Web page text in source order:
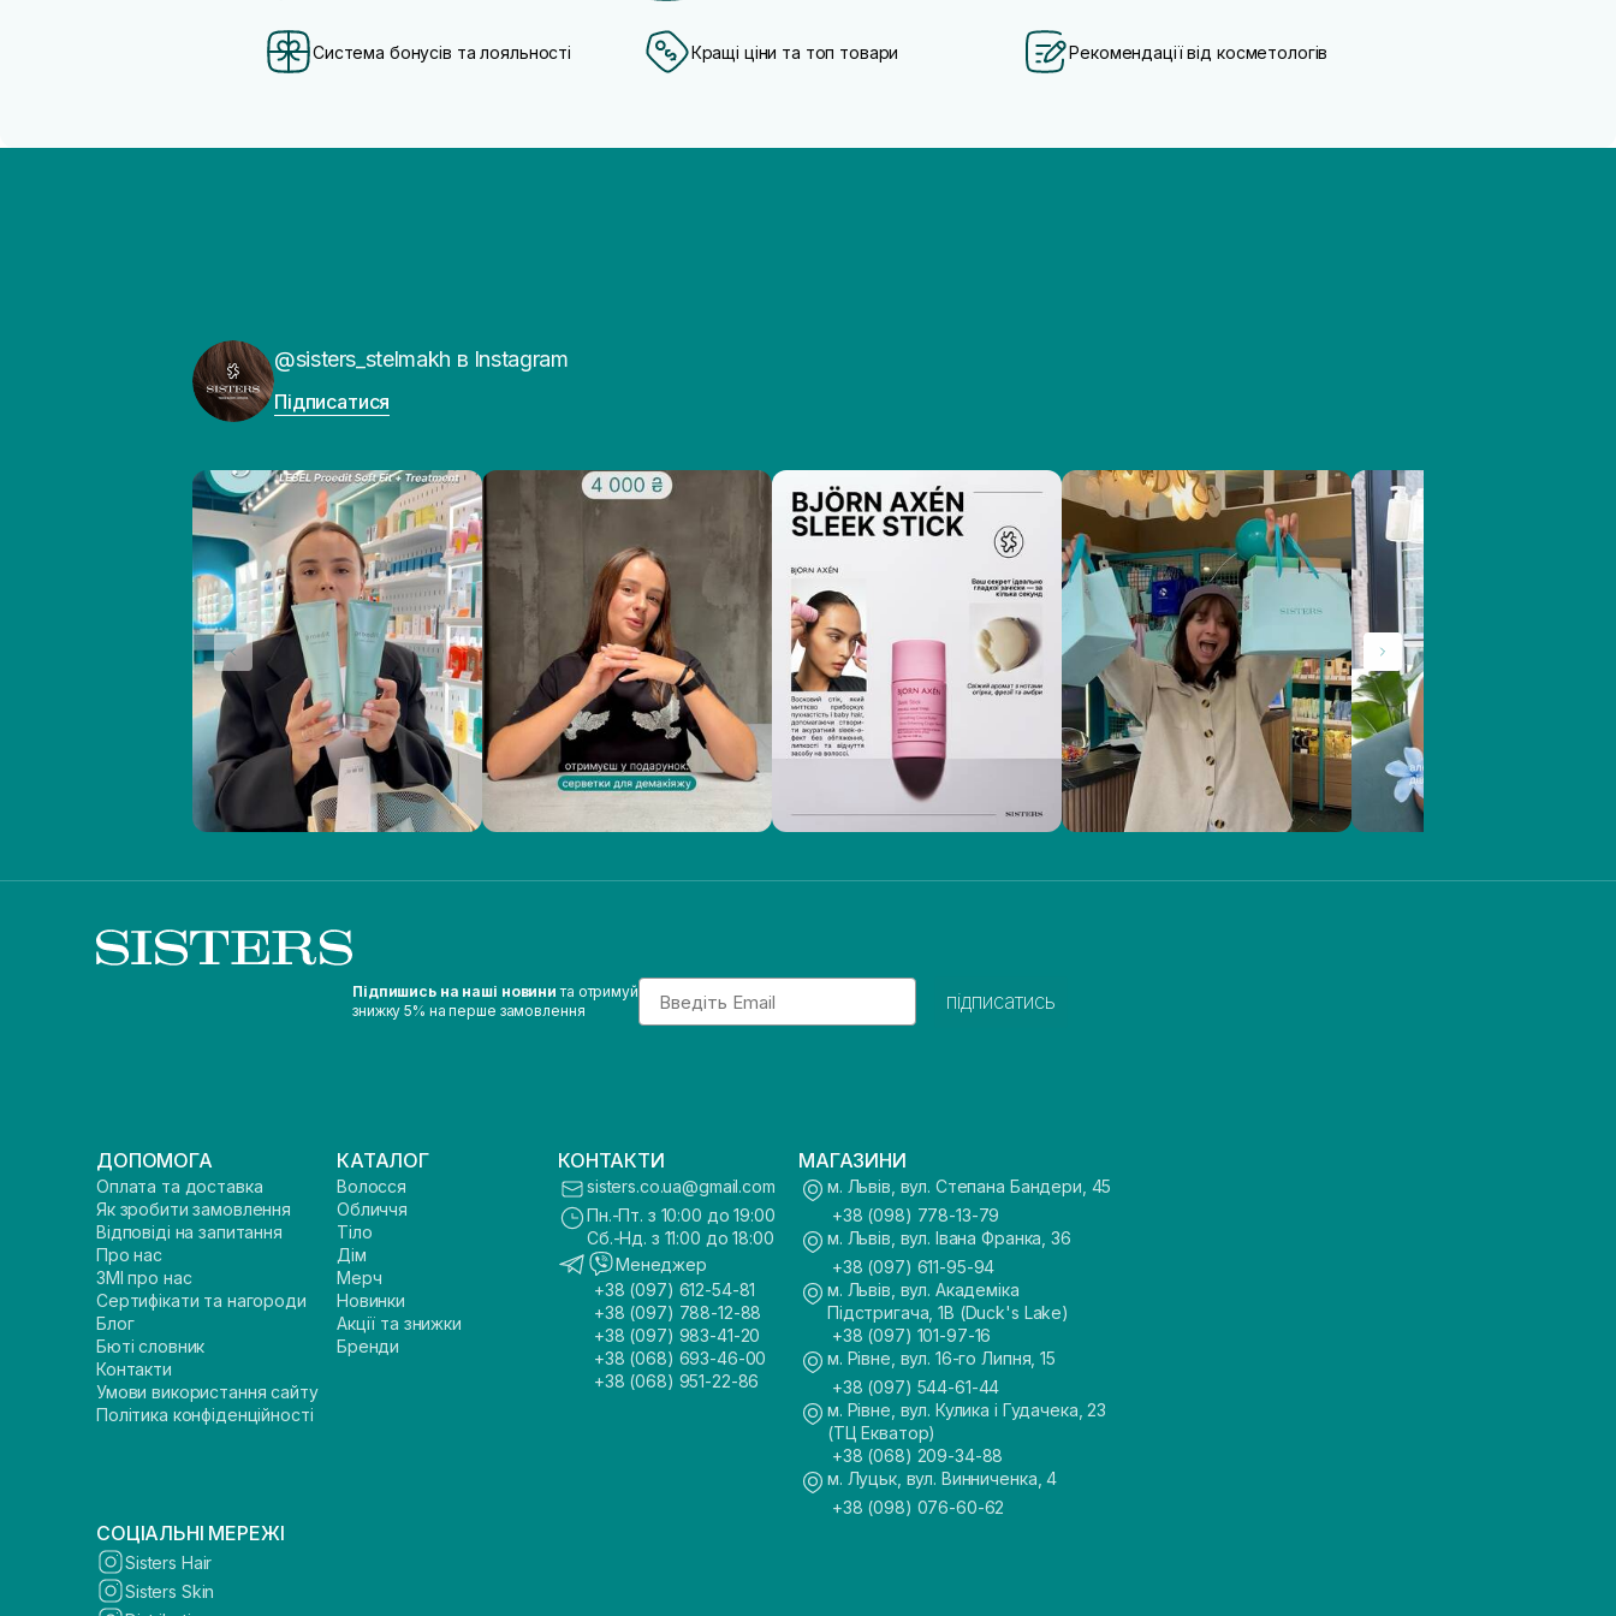
Система бонусів та лояльності Кращі ціни та топ товари Рекомендації від косметологів
@sisters_stelmakh в Instagram
Підписатися
Підпишись на наші новини та отримуй
знижку 5% на перше замовлення
Email
підписатись
ДОПОМОГА
Оплата та доставка
Як зробити замовлення
Відповіді на запитання
Про нас
ЗМІ про нас
Сертифікати та нагороди
Блог
Бюті словник
Контакти
Умови використання сайту
Політика конфіденційності
КАТАЛОГ
Волосся
Обличчя
Тіло
Дім
Мерч
Новинки
Акції та знижки
Бренди
КОНТАКТИ
sisters.co.ua@gmail.com
Пн.-Пт. з 10:00 до 19:00
Сб.-Нд. з 11:00 до 18:00
Менеджер
+38 (097) 612-54-81
+38 (097) 788-12-88
+38 (097) 983-41-20
+38 (068) 693-46-00
+38 (068) 951-22-86
МАГАЗИНИ
м. Львів, вул. Степана Бандери, 45
+38 (098) 778-13-79
м. Львів, вул. Івана Франка, 36
+38 (097) 611-95-94
м. Львів, вул. Академіка
Підстригача, 1В (Duck's Lake)
+38 (097) 101-97-16
м. Рівне, вул. 16-го Липня, 15
+38 (097) 544-61-44
м. Рівне, вул. Кулика і Гудачека, 23
(ТЦ Екватор)
+38 (068) 209-34-88
м. Луцьк, вул. Винниченка, 4
+38 (098) 076-60-62
СОЦІАЛЬНІ МЕРЕЖІ
Sisters Hair
Sisters Skin